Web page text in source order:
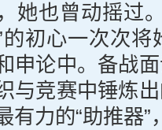
她也曾动摇过
的初心一次次
申论中。备战
与竞赛中锤炼
有力的“助推器